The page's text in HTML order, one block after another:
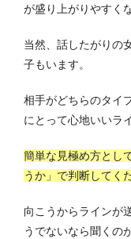
が盛り上がりやすく
当然、話したがりの
子もいます。
相手がどちらのタイ
にとって心地いいラ
簡単な見極め方とし
うか」で判断してく
向こうからラインが
うでないなら聞くの